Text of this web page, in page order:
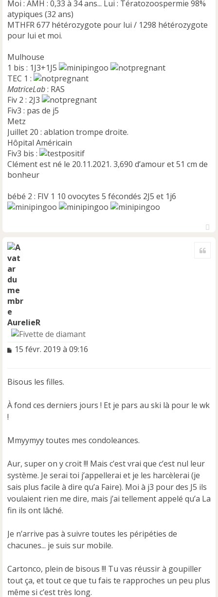
Moi : AMH : 0,33 à 34 ans... Lui : Tératozoospermie 98%
atypiques (32 ans)
MTHFR 677 hétérozygote pour lui / 1298 hétérozygote
pour lui et moi.
Mulhouse
1 bis : 1J3+1J5
TEC 1 :
MatriceLab: RAS
Fiv 2 : 2J3
Fiv3 : pas de j5
Metz
Juillet 20 : ablation trompe droite.
Hôpital Américain
Fiv3 bis :
Clément est né le 20.11.2021. 3,690 d’amour et 51 cm de
bonheur
bébé 2 : FIV 1 10 ovocytes 5 fécondés 2J5 et 1j6
AurelieR
M
s
a
e
l
15 févr. 2019 à 09:16
Bisous les filles.
À fond ces derniers jours ! Et je pars au ski là pour le wk
!
Mmyymyy toutes mes condoleances.
Aur, super on y croit !!! Mais c’est vrai que c’est nul leur
système. Je serai toi j’appellerai et je les harcèlerai (je
sais plus facile à dire qu’a Faire). Moi à j3 pour des J5 ils
voulaient rien me dire, mais j’ai tellement appelé qu’a La
fin ils ont lâché.
Je n’arrive pas à suivre toutes les péripéties de
chacunes... je suis sur mobile.
Cartonco, plein de bisous !!! Tu vas réussir à goupiller
tout ça, et tout ce que tu fais te rapproches un peu plus
même si c’est très long.